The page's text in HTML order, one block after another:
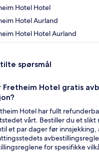
Hotel Hotel
Hotel Aurland
Hotel Hotel Aurland
spørsmål
Fretheim Hotel gratis
Hotel har fullt
vårt. Bestiller du et slikt
et par dager før innsjekking,
for spesifikke